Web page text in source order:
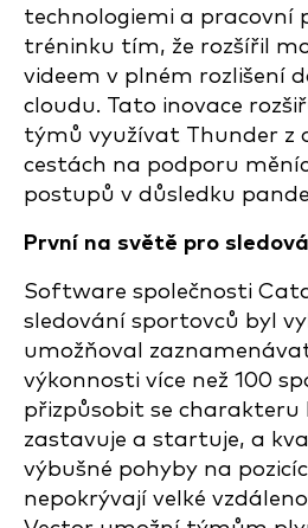
technologiemi a pracovní
tréninku tím, že rozšířil
videem v plném rozlišení
cloudu. Tato inovace
týmů využívat Thunder z
cestách na podporu
postupů v důsledku
První na světě pro
Software společnosti
sledování sportovců byl
umožňoval
výkonnosti více než 100
přizpůsobit se charakteru
zastavuje a startuje, a
výbušné pohyby na
nepokrývají velké